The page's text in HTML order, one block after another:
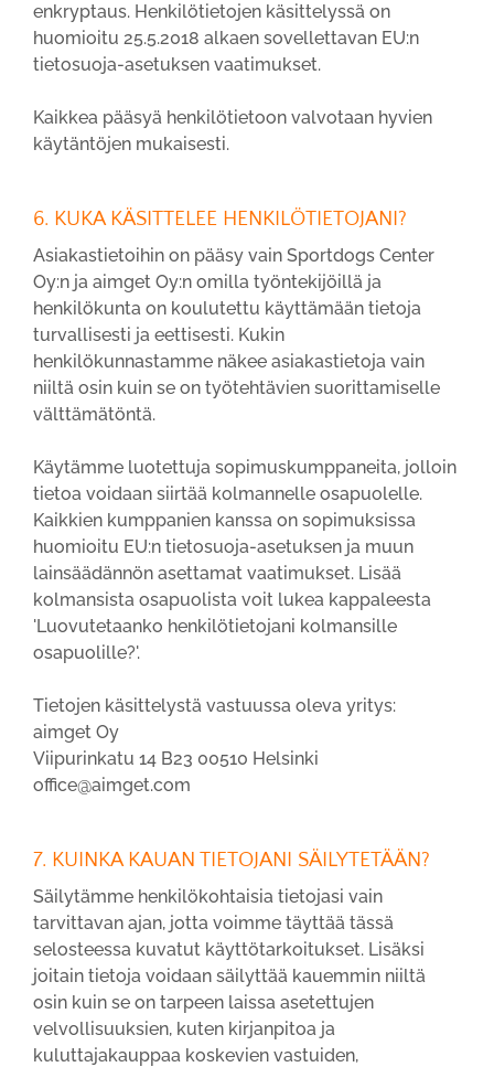
enkryptaus. Henkilötietojen käsittelyssä on
huomioitu 25.5.2018 alkaen sovellettavan EU:n
tietosuoja-asetuksen vaatimukset.
Kaikkea pääsyä henkilötietoon valvotaan hyvien
käytäntöjen mukaisesti.
6. KUKA KÄSITTELEE HENKILÖTIETOJANI?
Asiakastietoihin on pääsy vain Sportdogs Center
Oy:n ja aimget Oy:n omilla työntekijöillä ja
henkilökunta on koulutettu käyttämään tietoja
turvallisesti ja eettisesti. Kukin
henkilökunnastamme näkee asiakastietoja vain
niiltä osin kuin se on työtehtävien suorittamiselle
välttämätöntä.
Käytämme luotettuja sopimuskumppaneita, jolloin
tietoa voidaan siirtää kolmannelle osapuolelle.
Kaikkien kumppanien kanssa on sopimuksissa
huomioitu EU:n tietosuoja-asetuksen ja muun
lainsäädännön asettamat vaatimukset. Lisää
kolmansista osapuolista voit lukea kappaleesta
'Luovutetaanko henkilötietojani kolmansille
osapuolille?'.
Tietojen käsittelystä vastuussa oleva yritys:
aimget Oy
Viipurinkatu 14 B23 00510 Helsinki
office@aimget.com
7. KUINKA KAUAN TIETOJANI SÄILYTETÄÄN?
Säilytämme henkilökohtaisia tietojasi vain
tarvittavan ajan, jotta voimme täyttää tässä
selosteessa kuvatut käyttötarkoitukset. Lisäksi
joitain tietoja voidaan säilyttää kauemmin niiltä
osin kuin se on tarpeen laissa asetettujen
velvollisuuksien, kuten kirjanpitoa ja
kuluttajakauppaa koskevien vastuiden,